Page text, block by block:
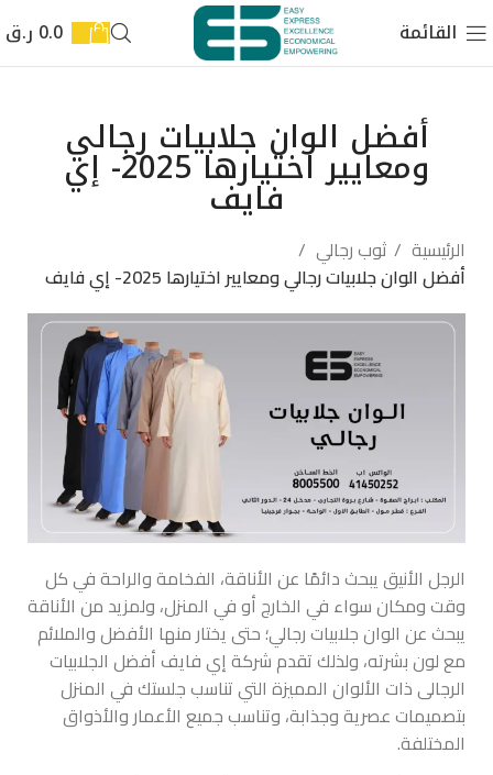
القائمة 0.0 ر.ق
أفضل الوان جلابيات رجالي
ومعايير اختيارها 2025- إي
فايف
الرئيسية
ثوب رجالي
أفضل الوان جلابيات رجالي ومعايير اختيارها 2025- إي فايف
الرجل الأنيق يبحث دائمًا عن الأناقة، الفخامة والراحة في كل
وقت ومكان سواء في الخارج أو في المنزل، ولمزيد من الأناقة
يبحث عن الوان جلابيات رجالي؛ حتى يختار منها الأفضل والملائم
مع لون بشرته، ولذلك تقدم شركة إي فايف أفضل الجلابيات
الرجالى ذات الألوان المميزة التي تناسب جلستك في المنزل
بتصميمات عصرية وجذابة، وتناسب جميع الأعمار والأذواق
المختلفة.